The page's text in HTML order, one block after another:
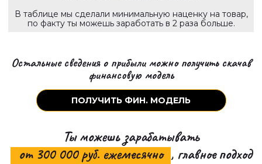
В таблице мы сделали минимальную наценку на товар,
по факту ты можешь заработать в 2 раза больше.
ПОЛУЧИТЬ ФИН. МОДЕЛЬ
Остальные сведения о прибыли можно получить скачав
финансовую модель
Ты можешь зарабатывать
от 300 000 руб. ежемесячно , главное подход